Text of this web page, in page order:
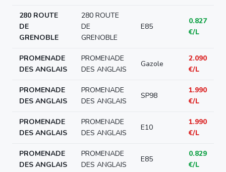
280 ROUTE
DE
GRENOBLE
280 ROUTE
DE
GRENOBLE
E85
0.827
€/L
PROMENADE
DES ANGLAIS
PROMENADE
DES ANGLAIS
Gazole
2.090
€/L
PROMENADE
DES ANGLAIS
PROMENADE
DES ANGLAIS
SP98
1.990
€/L
PROMENADE
DES ANGLAIS
PROMENADE
DES ANGLAIS
E10
1.990
€/L
PROMENADE
DES ANGLAIS
PROMENADE
DES ANGLAIS
E85
0.829
€/L